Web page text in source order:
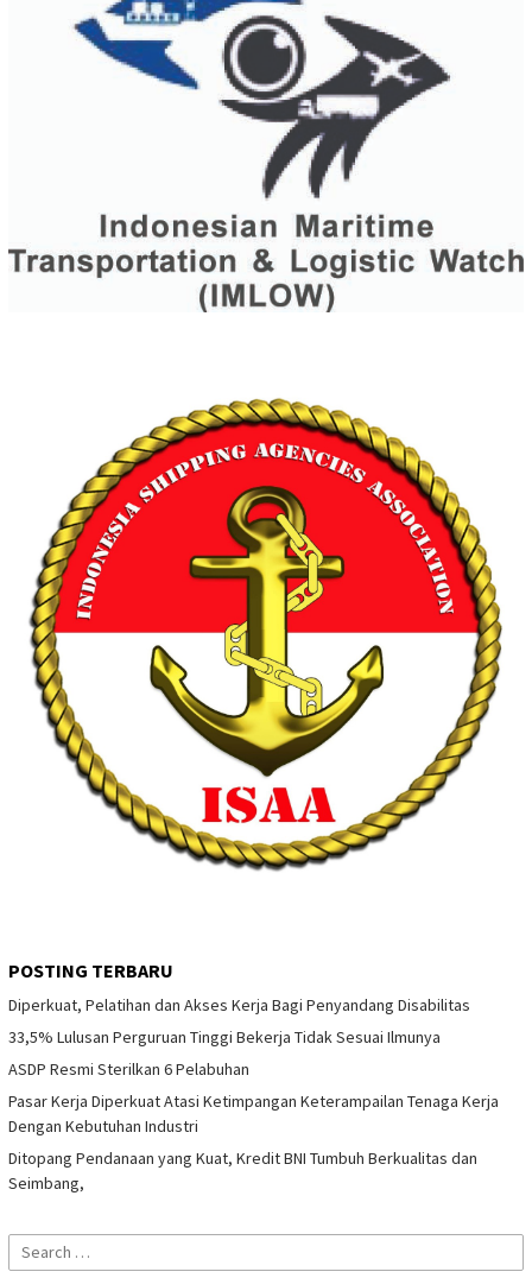
POSTING TERBARU
Diperkuat, Pelatihan dan Akses Kerja Bagi Penyandang Disabilitas
33,5% Lulusan Perguruan Tinggi Bekerja Tidak Sesuai Ilmunya
ASDP Resmi Sterilkan 6 Pelabuhan
Pasar Kerja Diperkuat Atasi Ketimpangan Keterampailan Tenaga Kerja
Dengan Kebutuhan Industri
Ditopang Pendanaan yang Kuat, Kredit BNI Tumbuh Berkualitas dan
Seimbang,
Search
for: